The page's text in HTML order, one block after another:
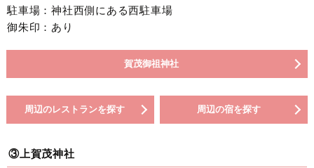
駐車場：神社西側にある西駐車場
御朱印：あり
賀茂御祖神社
周辺のレストランを探す 周辺の宿を探す
③上賀茂神社